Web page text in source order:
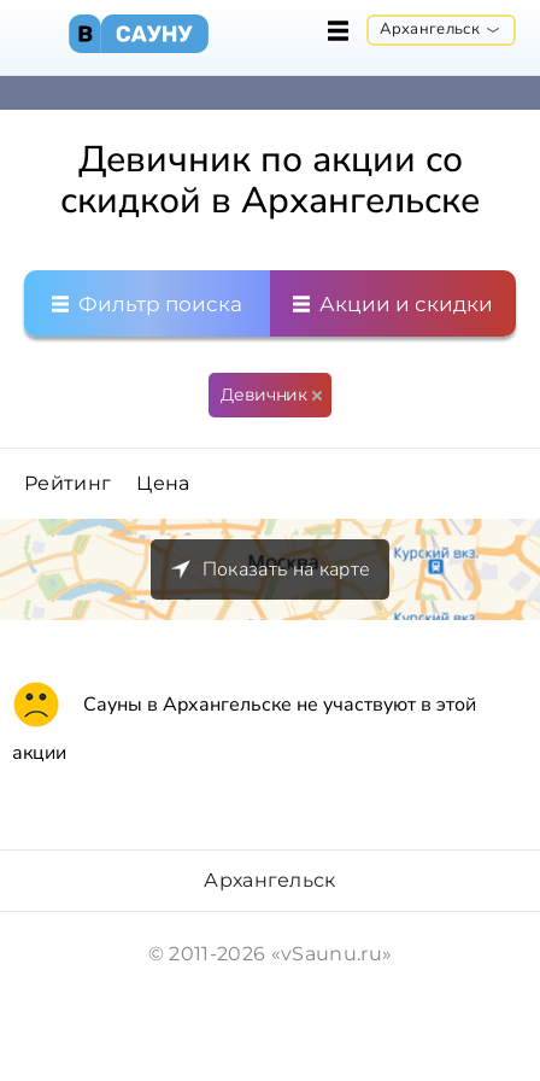
Архангельск
Девичник по акции со
скидкой в Архангельске
Фильтр поиска Акции и скидки
Девичник
Рейтинг Цена
Показать на карте
Сауны в Архангельске не участвуют в этой
акции
Архангельск
© 2011-2026 «vSaunu.ru»